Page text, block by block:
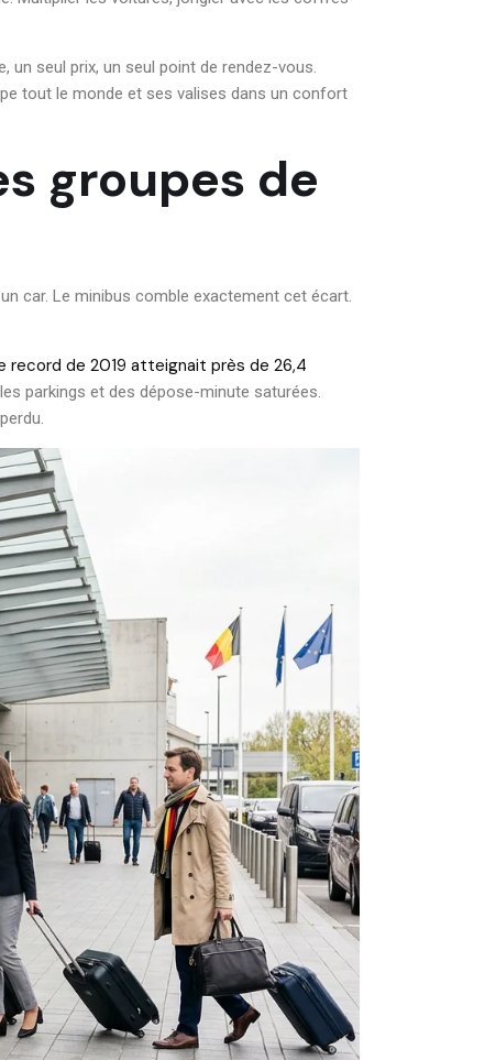
un seul prix, un seul point de rendez-vous.
tout le monde et ses valises dans un confort
groupes de
car. Le minibus comble exactement cet écart.
record de 2019 atteignait près de 26,4
parkings et des dépose-minute saturées.